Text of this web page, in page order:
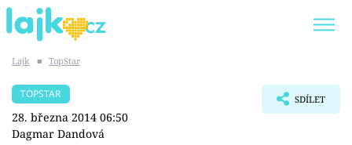
SHOPAHOLICADEL
Lajk ■ TopStar
TOPSTAR
28. března 2014 06:50
Dagmar Dandová
SDÍLET